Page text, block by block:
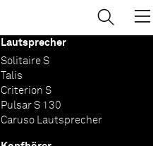
Lautsprecher
Solitaire S
Talis
Criterion S
Pulsar S 130
Caruso Lautsprecher
→ ×